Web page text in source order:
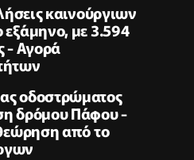
καινούργιων
με 3.594
- Αγορά
οδοστρώματος
δρόμου Πάφου -
από το